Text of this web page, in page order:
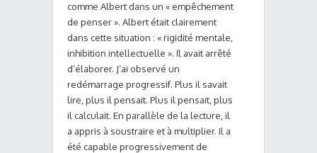
comme Albert dans un « empêchement
de penser ». Albert était clairement
dans cette situation : « rigidité mentale,
inhibition intellectuelle ». Il avait arrêté
d’élaborer. J’ai observé un
redémarrage progressif. Plus il savait
lire, plus il pensait. Plus il pensait, plus
il calculait. En parallèle de la lecture, il
a appris à soustraire et à multiplier. Il a
été capable progressivement de